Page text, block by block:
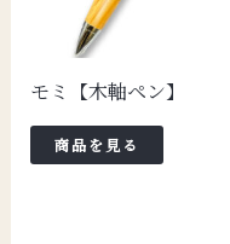
モミ【木軸ペン】
商品を見る